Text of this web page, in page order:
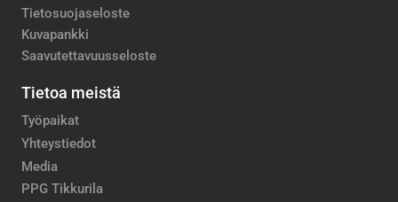
Tietosuojaseloste
Kuvapankki
Saavutettavuusseloste
Tietoa meistä
Työpaikat
Yhteystiedot
Media
PPG Tikkurila